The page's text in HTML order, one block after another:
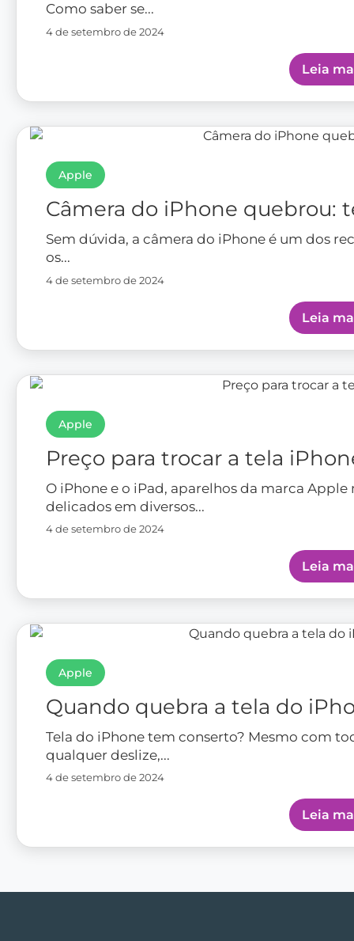
Como saber se...
4 de setembro de 2024
Leia
Apple
Câmera do iPhone quebrou:
Sem dúvida, a câmera do iPhone é um dos
os...
4 de setembro de 2024
Leia
Apple
Preço para trocar a tela
O iPhone e o iPad, aparelhos da marca
delicados em diversos...
4 de setembro de 2024
Leia
Apple
Quando quebra a tela do
Tela do iPhone tem conserto? Mesmo com
qualquer deslize,...
4 de setembro de 2024
Leia